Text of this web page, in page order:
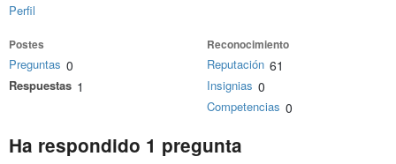
Perfil
Postes
Preguntas 0
Respuestas 1
Reconocimiento
Reputación 61
Insignias 0
Competencias 0
Ha respondido 1 pregunta